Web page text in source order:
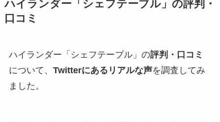
ハイランダー「シェフテーブル」の評判・
口コミ
ハイランダー「シェフテーブル」の評判・口コミ
について、 Twitterにあるリアルな声を調査してみ
ました。